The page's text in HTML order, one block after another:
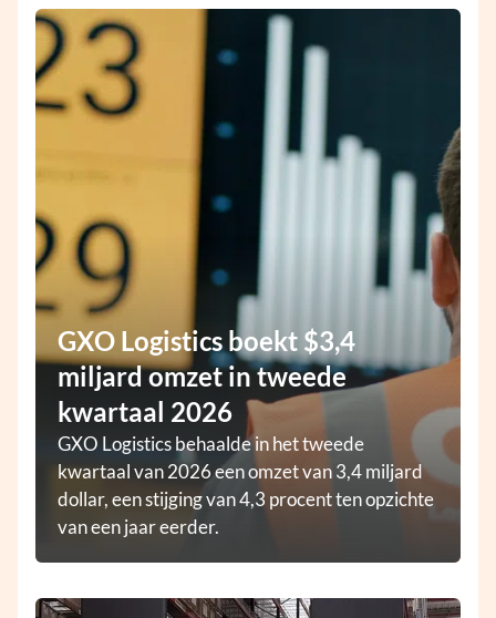
GXO Logistics boekt $3,4
miljard omzet in tweede
kwartaal 2026
GXO Logistics behaalde in het tweede
kwartaal van 2026 een omzet van 3,4 miljard
dollar, een stijging van 4,3 procent ten opzichte
van een jaar eerder.